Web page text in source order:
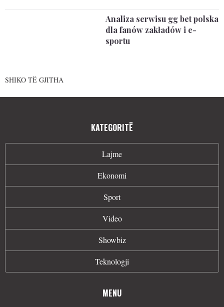
Analiza serwisu gg bet polska
dla fanów zakładów i e-
sportu
SHIKO TË GJITHA
KATEGORITË
Lajme
Ekonomi
Sport
Video
Showbiz
Teknologji
MENU